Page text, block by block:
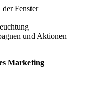
Fenster
und Aktionen
Marketing